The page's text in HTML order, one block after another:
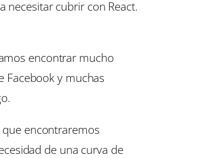
necesitar cubrir con React.
encontrar mucho
Facebook y muchas
encontraremos
de una curva de